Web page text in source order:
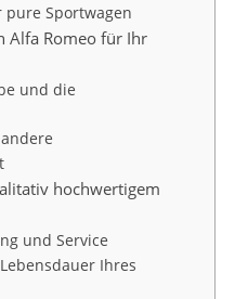
pure Sportwagen
Alfa Romeo für Ihr
und die
hochwertigem
und Service
Ihres